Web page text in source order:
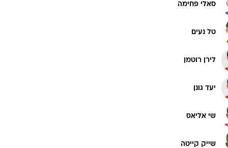
סאלי פחימה
טל נעים
לירן רוטמן
יעד גונן
שי אליאס
שייק קייטה